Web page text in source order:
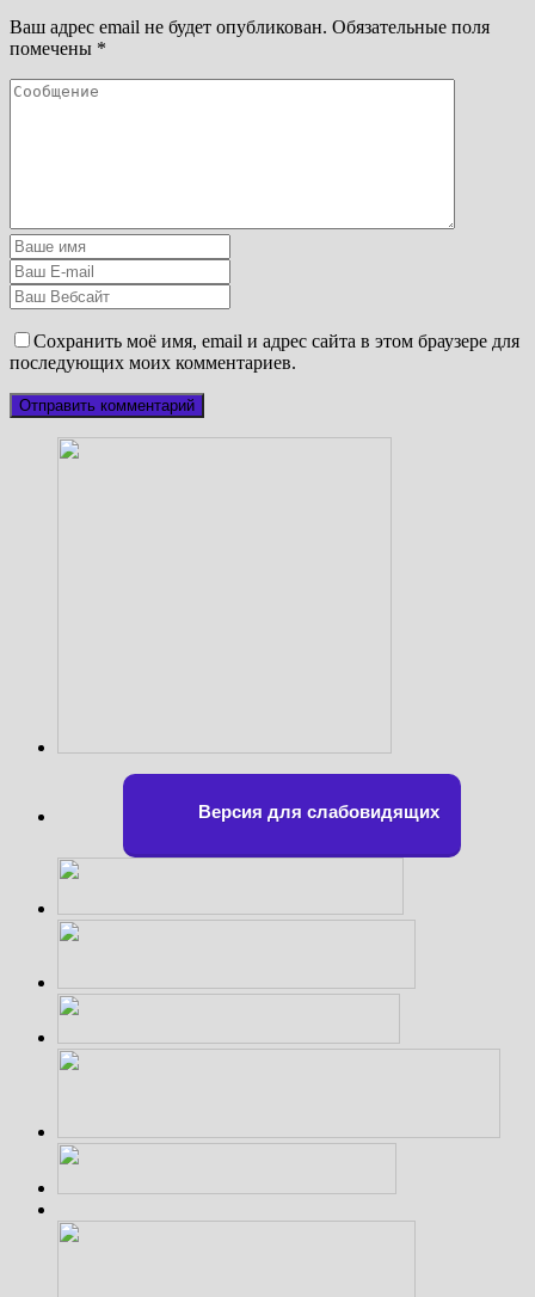
Ваш адрес email не будет опубликован. Обязательные поля
помечены *
Сохранить моё имя, email и адрес сайта в этом браузере для
последующих моих комментариев.
Версия для слабовидящих